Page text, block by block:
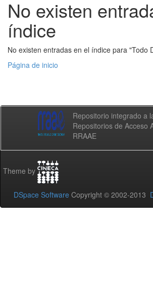
No existen
índice
No existen entradas en el índice para "Todo
Página de inicio
Repositorio integrado a
Repositorios de Acceso
RRAAE
Theme by
DSpace Software Copyright © 2002-2013